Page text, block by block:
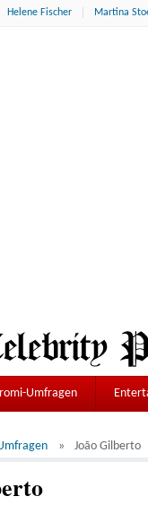
Helene Fischer Martina
Umfragen
João Gilberto